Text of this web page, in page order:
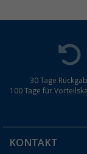
30 Tage
100 Tage für
KONTAKT